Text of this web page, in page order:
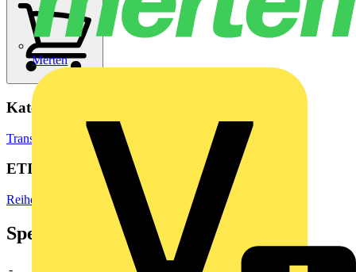
Merten
Kategorien
Transformatoren & Netzteile Elektrotransformatoren
ETIM Group
Reiheneinbau-/Aufbaugeräte
Spezifikationen
-